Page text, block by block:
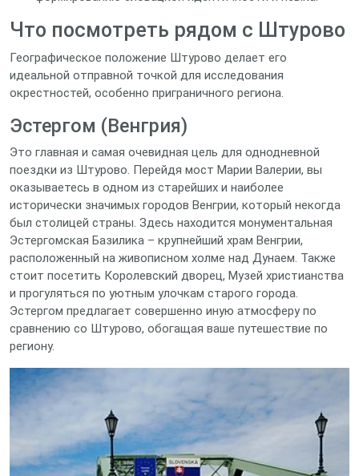
Что посмотреть рядом с Штурово
Географическое положение Штурово делает его
идеальной отправной точкой для исследования
окрестностей, особенно приграничного региона.
Эстергом (Венгрия)
Это главная и самая очевидная цель для однодневной
поездки из Штурово. Перейдя мост Марии Валерии, вы
оказываетесь в одном из старейших и наиболее
исторически значимых городов Венгрии, который некогда
был столицей страны. Здесь находится монументальная
Эстергомская Базилика – крупнейший храм Венгрии,
расположенный на живописном холме над Дунаем. Также
стоит посетить Королевский дворец, Музей христианства
и прогуляться по уютным улочкам старого города.
Эстергом предлагает совершенно иную атмосферу по
сравнению со Штурово, обогащая ваше путешествие по
региону.